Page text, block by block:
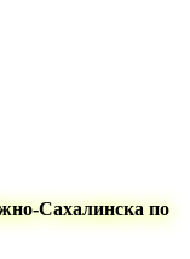
Сахалинска по